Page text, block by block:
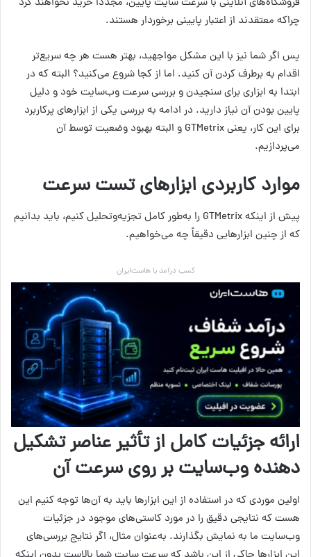
چراکه معتقدند از اعتبار پایینی برخوردار هستند.
پس اگر شما نیز با این مشکل مواجهید، بهتر هست هر چه سریع‌تر
اقدام به برطرف کردن آن کنید. اما از کجا شروع می‌کنید؟ البته که در
ابتدا به ابزاری برای سنجیدن و بررسی سرعت وب‌سایت خود و دلیل
پایین بودن آن نیاز دارید. در ادامه به بررسی یکی از ابزارهای پرکاربرد
برای این کار، یعنی GTMetrix و البته بهبود وضعیت توسط آن
می‌پردازیم.
موارد کاربردی ابزارهای تست سرعت
پیش از اینکه GTMetrix را به‌طور کامل تجزیه‌وتحلیل کنیم، باید بدانیم
که از چنین ابزارهایی دقیقاً چه می‌خواهیم.
کسب درآمد با هاست‌ایران
ارائه جزئیات کامل از تأثیر عناصر تشکیل
دهنده وب‌سایت بر روی سرعت آن
اولین موردی که در استفاده از این ابزارها باید به آن‌ها توجه کنیم این
هست که نتایجی دقیق را در مورد کاستی‌های موجود در جزئیات
وب‌سایت ما به نمایش بگذارند. به‌عنوان مثال، اگر نتایج بررسی‌های